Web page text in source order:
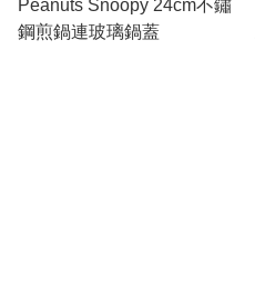
Peanuts Snoopy 24cm不鏽
鋼煎鍋連玻璃鍋蓋